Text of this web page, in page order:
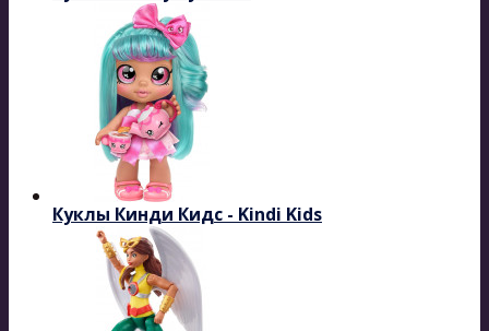
Куклы Кинди Кидс - Kindi Kids